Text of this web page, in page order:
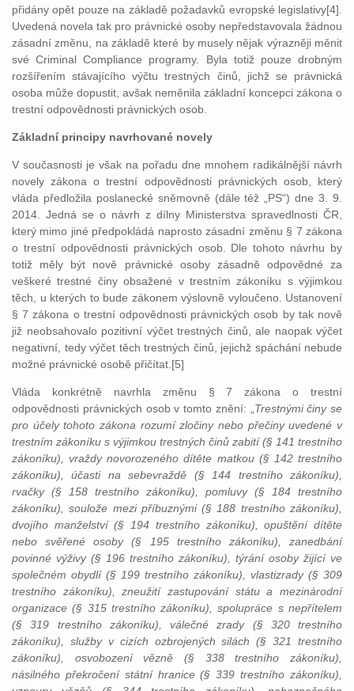
přidány opět pouze na základě požadavků evropské legislativy[4].
Uvedená novela tak pro právnické osoby nepředstavovala žádnou
zásadní změnu, na základě které by musely nějak výrazněji měnit
své Criminal Compliance programy. Byla totiž pouze drobným
rozšířením stávajícího výčtu trestných činů, jichž se právnická
osoba může dopustit, avšak neměnila základní koncepci zákona o
trestní odpovědnosti právnických osob.
Základní principy navrhované novely
V současnosti je však na pořadu dne mnohem radikálnější návrh
novely zákona o trestní odpovědnosti právnických osob, který
vláda předložila poslanecké sněmovně (dále též „PS“) dne 3. 9.
2014. Jedná se o návrh z dílny Ministerstva spravedlnosti ČR,
který mimo jiné předpokládá naprosto zásadní změnu § 7 zákona
o trestní odpovědnosti právnických osob. Dle tohoto návrhu by
totiž měly být nově právnické osoby zásadně odpovědné za
veškeré trestné činy obsažené v trestním zákoníku s výjimkou
těch, u kterých to bude zákonem výslovně vyloučeno. Ustanovení
§ 7 zákona o trestní odpovědnosti právnických osob by tak nově
již neobsahovalo pozitivní výčet trestných činů, ale naopak výčet
negativní, tedy výčet těch trestných činů, jejichž spáchání nebude
možné právnické osobě přičítat.[5]
Vláda konkrétně navrhla změnu § 7 zákona o trestní
odpovědnosti právnických osob v tomto znění: „ Trestnými činy se
pro účely tohoto zákona rozumí zločiny nebo přečiny uvedené v
trestním zákoníku s výjimkou trestných činů zabití (§ 141 trestního
zákoníku), vraždy novorozeného dítěte matkou (§ 142 trestního
zákoníku), účasti na sebevraždě (§ 144 trestního zákoníku),
rvačky (§ 158 trestního zákoníku), pomluvy (§ 184 trestního
zákoníku), soulože mezi příbuznými (§ 188 trestního zákoníku),
dvojího manželství (§ 194 trestního zákoníku), opuštění dítěte
nebo svěřené osoby (§ 195 trestního zákoníku), zanedbání
povinné výživy (§ 196 trestního zákoníku), týrání osoby žijící ve
společném obydlí (§ 199 trestního zákoníku), vlastizrady (§ 309
trestního zákoníku), zneužití zastupování státu a mezinárodní
organizace (§ 315 trestního zákoníku), spolupráce s nepřítelem
(§ 319 trestního zákoníku), válečné zrady (§ 320 trestního
zákoníku), služby v cizích ozbrojených silách (§ 321 trestního
zákoníku), osvobození vězně (§ 338 trestního zákoníku),
násilného překročení státní hranice (§ 339 trestního zákoníku),